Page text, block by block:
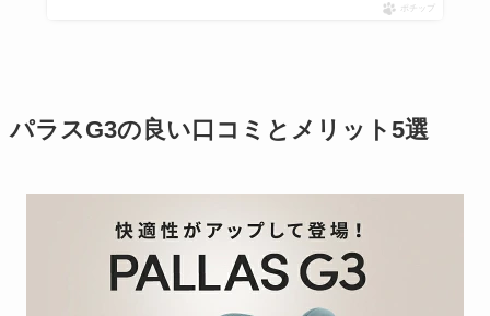
ポチップ
パラスG3の良い口コミとメリット5選